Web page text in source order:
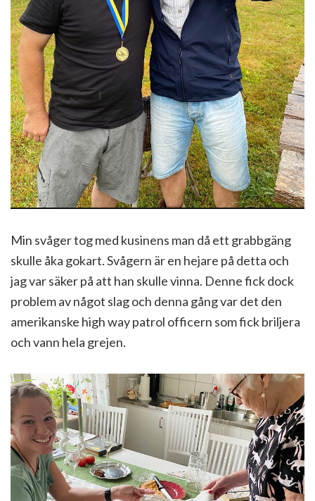
Min svåger tog med kusinens man då ett grabbgäng
skulle åka gokart. Svågern är en hejare på detta och
jag var säker på att han skulle vinna. Denne fick dock
problem av något slag och denna gång var det den
amerikanske high way patrol officern som fick briljera
och vann hela grejen.